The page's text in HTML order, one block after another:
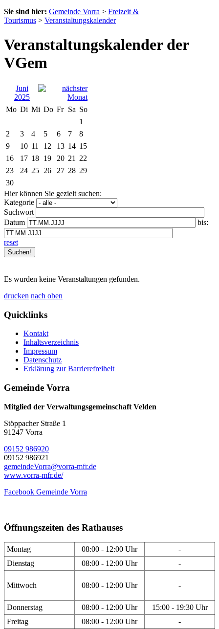
Sie sind hier: Gemeinde Vorra > Freizeit &
Tourismus > Veranstaltungskalender
Veranstaltungskalender der
VGem
Juni
2025
Mo Di Mi Do Fr Sa So
1
2
3 4 5 6 7
8
9
10 11 12 13 14 15
16
17 18 19 20 21
22
23
24 25 26 27 28 29
30
Hier können Sie gezielt suchen:
Kategorie
Suchwort
Datum
bis:
reset
Es wurden keine Veranstaltungen gefunden.
drucken nach oben
Quicklinks
Kontakt
Inhaltsverzeichnis
Impressum
Datenschutz
Erklärung zur Barrierefreiheit
Gemeinde Vorra
Mitglied der Verwaltungsgemeinschaft Velden
Stöppacher Straße 1
91247 Vorra
09152 986920
09152 986921
gemeindeVorra@vorra-mfr.de
www.vorra-mfr.de/
Facebook Gemeinde Vorra
Öffnungszeiten des Rathauses
Montag 08:00 - 12:00 Uhr
-
Dienstag
08:00 - 12:00 Uhr -
Mittwoch 08:00 - 12:00 Uhr -
Donnerstag 08:00 - 12:00 Uhr
15:00 - 19:30 Uhr
Freitag
08:00 - 12:00 Uhr -